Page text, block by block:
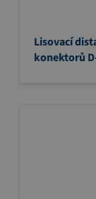
Lisovací
konektorů